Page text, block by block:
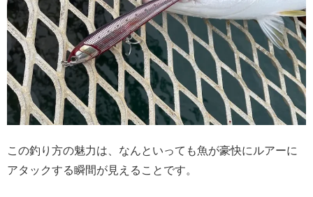
この釣り方の魅力は、なんといっても魚が豪快にルアーに
アタックする瞬間が見えることです。